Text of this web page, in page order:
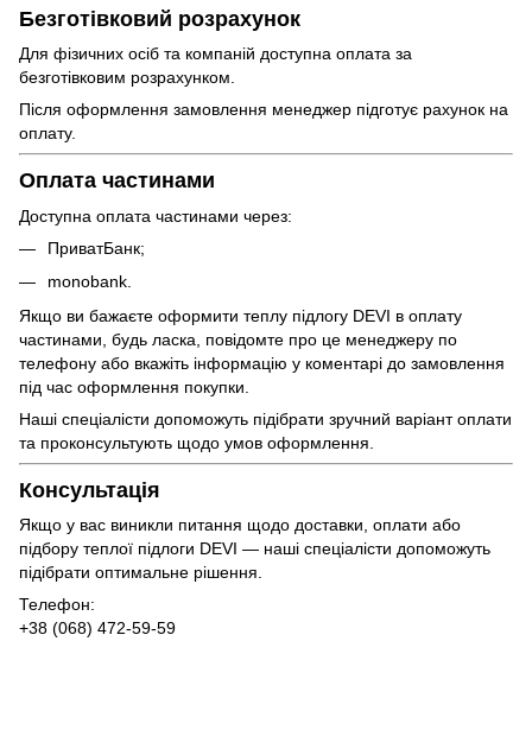
Безготівковий розрахунок
Для фізичних осіб та компаній доступна оплата за
безготівковим розрахунком.
Після оформлення замовлення менеджер підготує рахунок на
оплату.
Оплата частинами
Доступна оплата частинами через:
ПриватБанк;
monobank.
Якщо ви бажаєте оформити теплу підлогу DEVI в оплату
частинами, будь ласка, повідомте про це менеджеру по
телефону або вкажіть інформацію у коментарі до замовлення
під час оформлення покупки.
Наші спеціалісти допоможуть підібрати зручний варіант оплати
та проконсультують щодо умов оформлення.
Консультація
Якщо у вас виникли питання щодо доставки, оплати або
підбору теплої підлоги DEVI — наші спеціалісти допоможуть
підібрати оптимальне рішення.
Телефон:
+38 (068) 472-59-59